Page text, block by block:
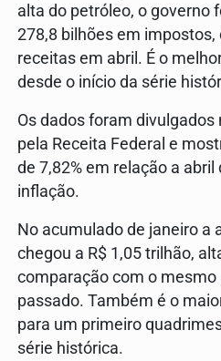
alta do petróleo, o governo
278,8 bilhões em
receitas em abril. É o
desde o início da série
Os dados foram
pela Receita Federal e
de 7,82% em relação a
inflação.
No acumulado de janeiro a
chegou a R$ 1,05 trilhão,
comparação com o mesmo
passado. Também é o
para um primeiro
série histórica.